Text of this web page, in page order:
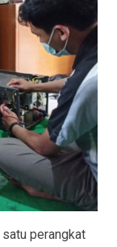
perangkat